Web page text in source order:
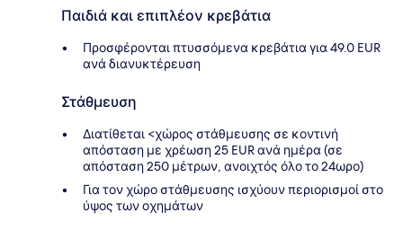
Παιδιά και επιπλέον κρεβάτια
Προσφέρονται πτυσσόμενα κρεβάτια για 49.0 EUR
ανά διανυκτέρευση
Στάθμευση
Διατίθεται <χώρος στάθμευσης σε κοντινή
απόσταση με χρέωση 25 EUR ανά ημέρα (σε
απόσταση 250 μέτρων, ανοιχτός όλο το 24ωρο)
Για τον χώρο στάθμευσης ισχύουν περιορισμοί στο
ύψος των οχημάτων